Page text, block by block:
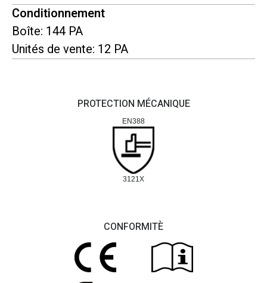
PROTECTION MÉCANIQUE
EN388
3121X
CONFORMITÈ
Conditionnement
Boîte: 144 PA
Unités de vente: 12 PA